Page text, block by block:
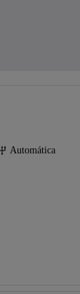
Automática